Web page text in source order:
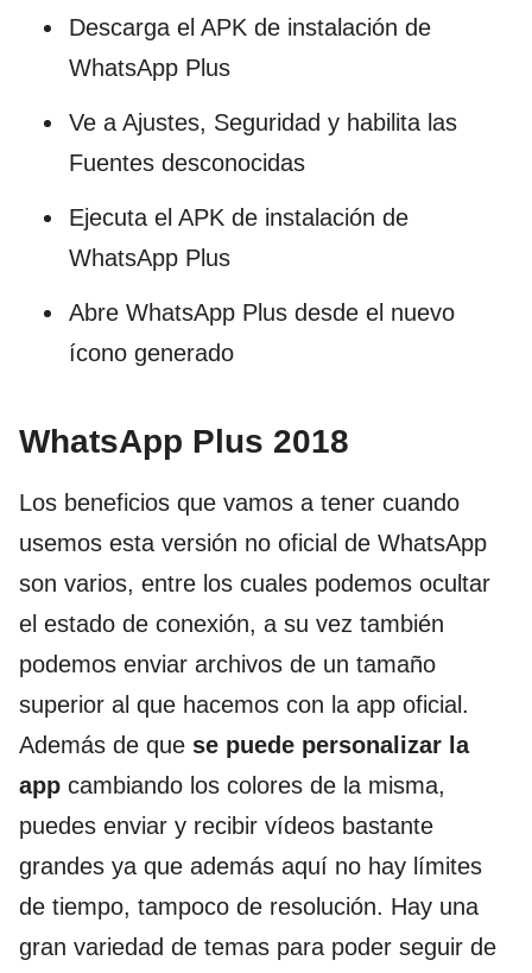
Descarga el APK de instalación de
WhatsApp Plus
Ve a Ajustes, Seguridad y habilita las
Fuentes desconocidas
Ejecuta el APK de instalación de
WhatsApp Plus
Abre WhatsApp Plus desde el nuevo
ícono generado
WhatsApp Plus 2018
Los beneficios que vamos a tener cuando
usemos esta versión no oficial de WhatsApp
son varios, entre los cuales podemos ocultar
el estado de conexión, a su vez también
podemos enviar archivos de un tamaño
superior al que hacemos con la app oficial.
Además de que se puede personalizar la
app cambiando los colores de la misma,
puedes enviar y recibir vídeos bastante
grandes ya que además aquí no hay límites
de tiempo, tampoco de resolución. Hay una
gran variedad de temas para poder seguir de